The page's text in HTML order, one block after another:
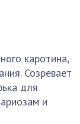
каротина,
Созревает
для
и